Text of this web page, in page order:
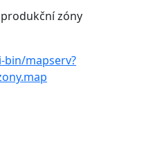
zóny
mapserv?